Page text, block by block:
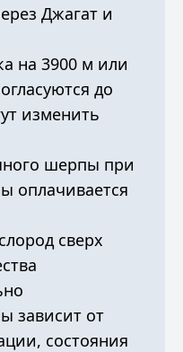
Джагат и
на 3900 м или
до
изменить
шерпы при
оплачивается
сверх
зависит от
состояния